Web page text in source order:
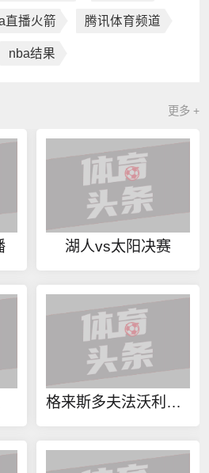
直播火箭 腾讯体育频道
nba结果
更多 +
湖人vs太阳决赛
格来斯多夫法沃利特奈尔今日赛事